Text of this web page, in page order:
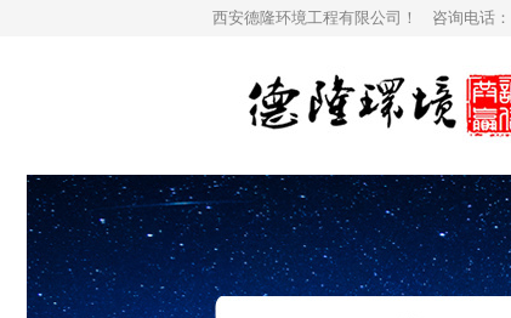
西安德隆环境工程有限公司！ 咨询电话：